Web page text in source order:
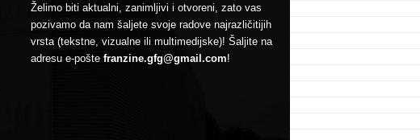
Želimo biti aktualni, zanimljivi i otvoreni, zato vas
pozivamo da nam šaljete svoje radove najrazličitijih
vrsta (tekstne, vizualne ili multimedijske)! Šaljite na
adresu e-pošte franzine.gfg@gmail.com!